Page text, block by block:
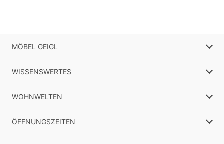
MÖBEL GEIGL
WISSENSWERTES
WOHNWELTEN
ÖFFNUNGSZEITEN